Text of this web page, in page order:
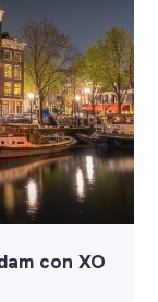
con XO